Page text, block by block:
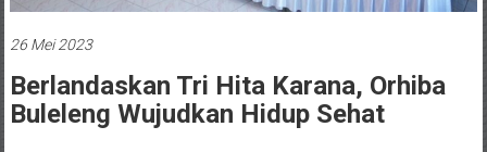
26 Mei 2023
Berlandaskan Tri Hita Karana, Orhiba
Buleleng Wujudkan Hidup Sehat